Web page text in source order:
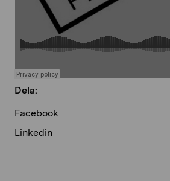
Dela:
Facebook
Linkedin